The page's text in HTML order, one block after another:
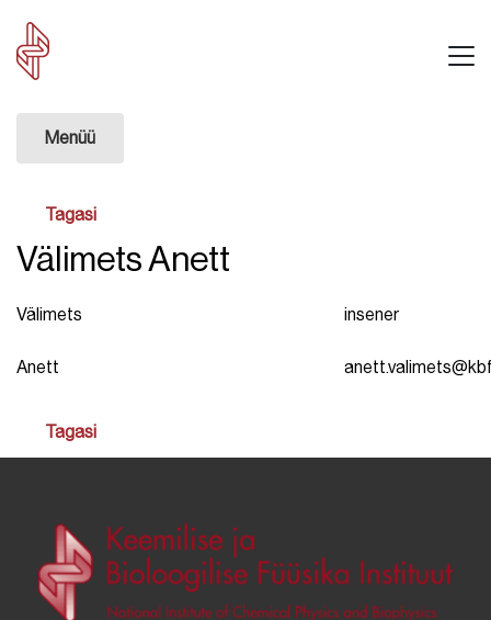
Menüü
Tagasi
Välimets Anett
Välimets
Anett
insener
Tagasi